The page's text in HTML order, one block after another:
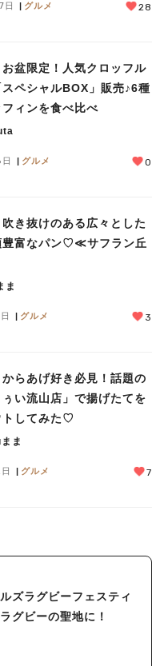
日 グルメ 28
お盆限定！人気クロッフル
ペシャルBOX」販売♪6種
ィンを食べ比べ
グルメ 0
吹き抜けのある広々とした
豊富なパン♡≪サフラン丘
ま
グルメ 3
からあげ好き必見！話題の
ぅい流山店」で揚げたてを
トしてみた♡
ま
グルメ 7
ルズラグビーフェスティ
グビーの聖地に！